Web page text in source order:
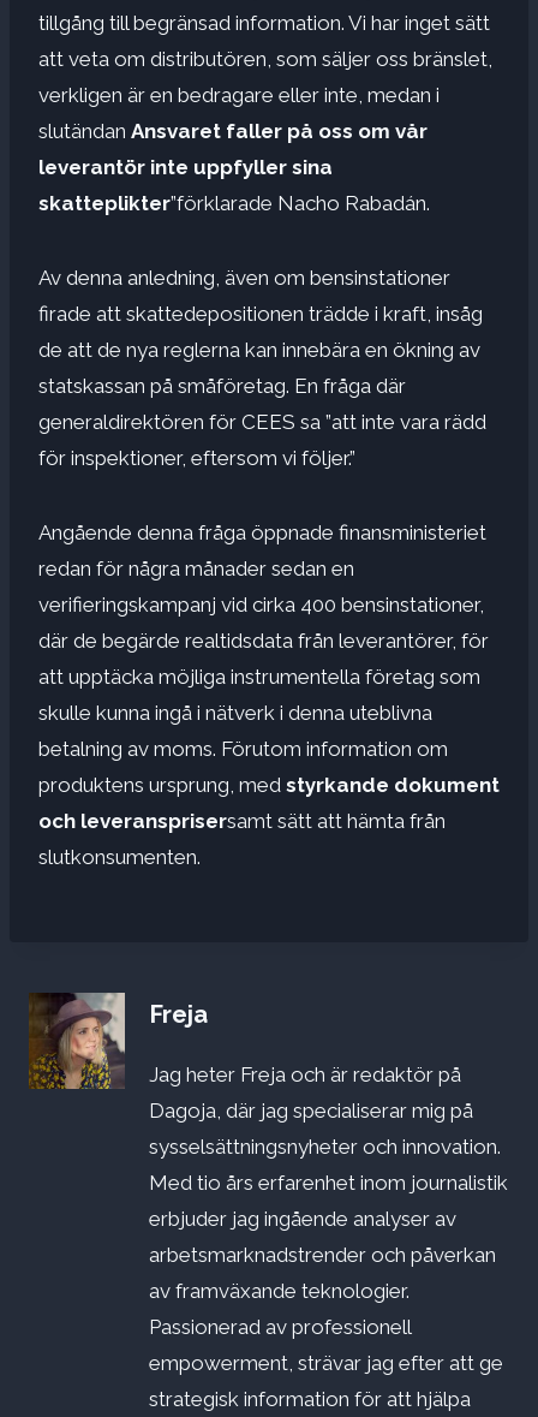
tillgång till begränsad information. Vi har inget sätt
att veta om distributören, som säljer oss bränslet,
verkligen är en bedragare eller inte, medan i
slutändan Ansvaret faller på oss om vår
leverantör inte uppfyller sina
skatteplikter”förklarade Nacho Rabadán.
Av denna anledning, även om bensinstationer
firade att skattedepositionen trädde i kraft, insåg
de att de nya reglerna kan innebära en ökning av
statskassan på småföretag. En fråga där
generaldirektören för CEES sa ”att inte vara rädd
för inspektioner, eftersom vi följer.”
Angående denna fråga öppnade finansministeriet
redan för några månader sedan en
verifieringskampanj vid cirka 400 bensinstationer,
där de begärde realtidsdata från leverantörer, för
att upptäcka möjliga instrumentella företag som
skulle kunna ingå i nätverk i denna uteblivna
betalning av moms. Förutom information om
produktens ursprung, med styrkande dokument
och leveransprisersamt sätt att hämta från
slutkonsumenten.
Freja
Jag heter Freja och är redaktör på
Dagoja, där jag specialiserar mig på
sysselsättningsnyheter och innovation.
Med tio års erfarenhet inom journalistik
erbjuder jag ingående analyser av
arbetsmarknadstrender och påverkan
av framväxande teknologier.
Passionerad av professionell
empowerment, strävar jag efter att ge
strategisk information för att hjälpa